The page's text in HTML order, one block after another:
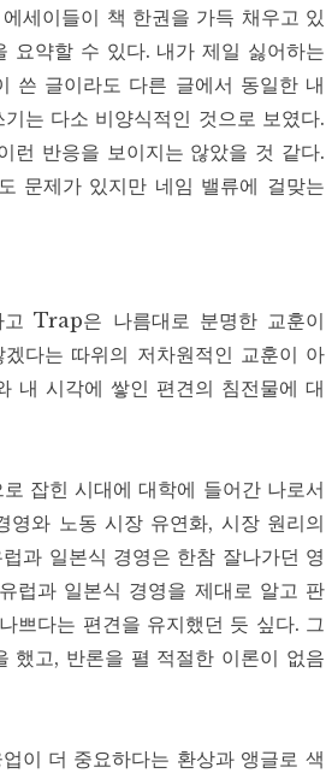
세이들이 책 한권을 가득 채우고 있
요약할 수 있다. 내가 제일 싫어하는
쓴 글이라도 다른 글에서 동일한 내
는 다소 비양식적인 것으로 보였다.
런 반응을 보이지는 않았을 것 같다.
문제가 있지만 네임 밸류에 걸맞는
고 Trap은 나름대로 분명한 교훈이
다는 따위의 저차원적인 교훈이 아
내 시각에 쌓인 편견의 침전물에 대
잡힌 시대에 대학에 들어간 나로서
영와 노동 시장 유연화, 시장 원리의
과 일본식 경영은 한참 잘나가던 영
럽과 일본식 경영을 제대로 알고 판
쁘다는 편견을 유지했던 듯 싶다. 그
했고, 반론을 펼 적절한 이론이 없음
이 더 중요하다는 환상과 앵글로 색